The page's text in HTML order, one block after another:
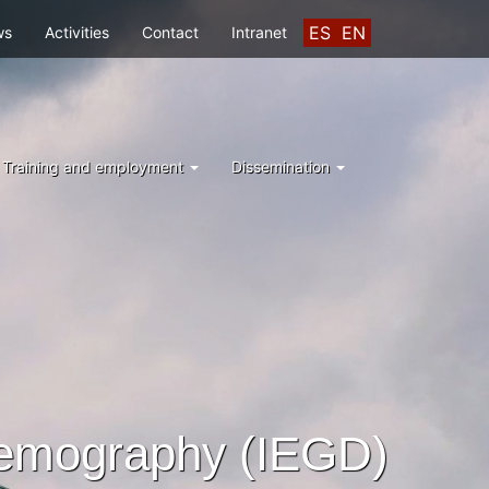
ES EN
Activities Contact Intranet
Training and employment Dissemination
(IEGD)